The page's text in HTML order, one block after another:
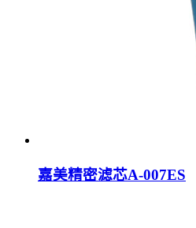
嘉美精密滤芯A-007ES